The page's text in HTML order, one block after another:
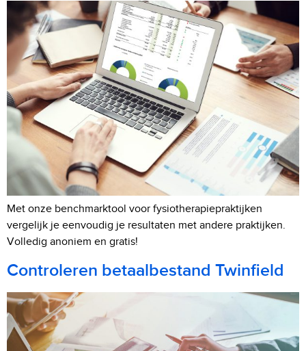
Met onze benchmarktool voor fysiotherapiepraktijken
vergelijk je eenvoudig je resultaten met andere praktijken.
Volledig anoniem en gratis!
Controleren betaalbestand Twinfield